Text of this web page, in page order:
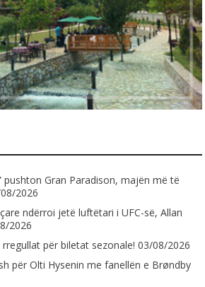
pushton Gran Paradison, majën më të
2026
ndërroi jetë luftëtari i UFC-së, Allan
2026
për biletat sezonale! 03/08/2026
për Olti Hysenin me fanellën e Brøndby